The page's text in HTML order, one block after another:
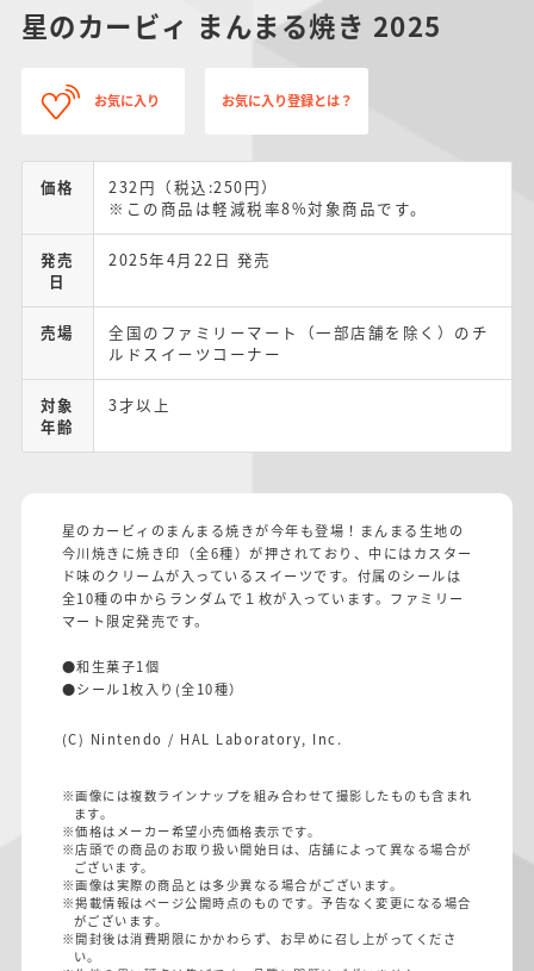
星のカービィ まんまる焼き 2025
お気に入り お気に入り登録とは？
価格
232円（税込:250円）
※この商品は軽減税率8%対象商品です。
発売
日
2025年4月22日 発売
売場
全国のファミリーマート（一部店舗を除く）のチ
ルドスイーツコーナー
対象
年齢
3才以上
星のカービィのまんまる焼きが今年も登場！まんまる生地の
今川焼きに焼き印（全6種）が押されており、中にはカスター
ド味のクリームが入っているスイーツです。付属のシールは
全10種の中からランダムで１枚が入っています。ファミリー
マート限定発売です。
●和生菓子1個
●シール1枚入り(全10種）
(C) Nintendo / HAL Laboratory, Inc.
※画像には複数ラインナップを組み合わせて撮影したものも含まれ
ます。
※価格はメーカー希望小売価格表示です。
※店頭での商品のお取り扱い開始日は、店舗によって異なる場合が
ございます。
※画像は実際の商品とは多少異なる場合がございます。
※掲載情報はページ公開時点のものです。予告なく変更になる場合
がございます。
※開封後は消費期限にかかわらず、お早めに召し上がってくださ
い。